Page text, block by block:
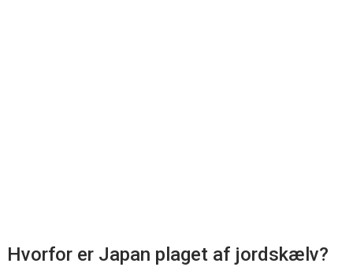
Hvorfor er Japan plaget af jordskælv?